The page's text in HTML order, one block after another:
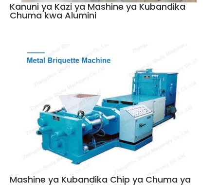
Kanuni ya Kazi ya Mashine ya Kubandika
Chuma kwa Alumini
Mashine ya Kubandika Chip ya Chuma ya